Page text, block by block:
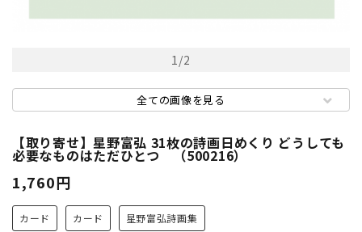
1/2
全ての画像を見る
【取り寄せ】星野富弘 31枚の詩画日めくり どうしても
必要なものはただひとつ （500216）
1,760円
カード カード 星野富弘詩画集